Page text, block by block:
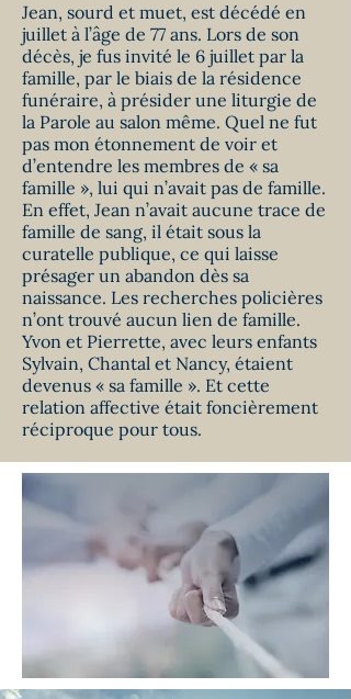
Jean, sourd et muet, est décédé en
juillet à l’âge de 77 ans. Lors de son
décès, je fus invité le 6 juillet par la
famille, par le biais de la résidence
funéraire, à présider une liturgie de
la Parole au salon même. Quel ne fut
pas mon étonnement de voir et
d’entendre les membres de « sa
famille », lui qui n’avait pas de famille.
En effet, Jean n’avait aucune trace de
famille de sang, il était sous la
curatelle publique, ce qui laisse
présager un abandon dès sa
naissance. Les recherches policières
n’ont trouvé aucun lien de famille.
Yvon et Pierrette, avec leurs enfants
Sylvain, Chantal et Nancy, étaient
devenus « sa famille ». Et cette
relation affective était foncièrement
réciproque pour tous.